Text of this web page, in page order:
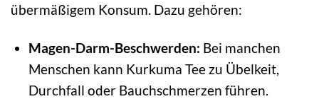
übermäßigem Konsum. Dazu gehören:
Magen-Darm-Beschwerden: Bei manchen
Menschen kann Kurkuma Tee zu Übelkeit,
Durchfall oder Bauchschmerzen führen.